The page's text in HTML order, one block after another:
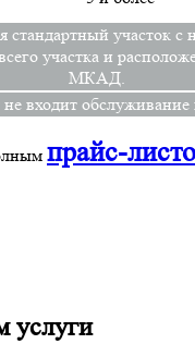
стандартный участок
участка и
МКАД.
входит обслуживание
прайс-
услуги